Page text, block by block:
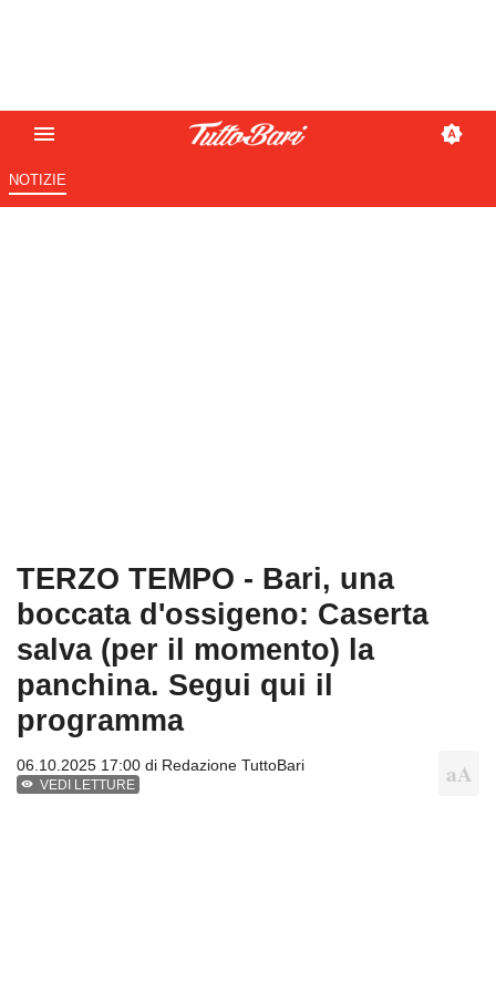
NOTIZIE
TERZO TEMPO - Bari, una
boccata d'ossigeno: Caserta
salva (per il momento) la
panchina. Segui qui il
programma
06.10.2025 17:00 di Redazione TuttoBari
VEDI LETTURE